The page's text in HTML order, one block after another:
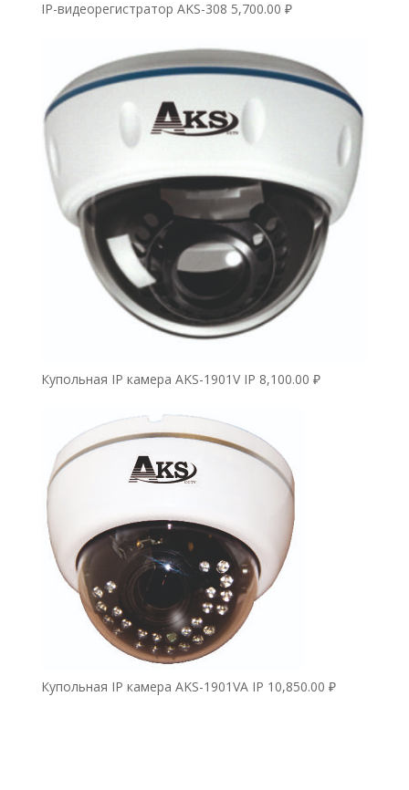
IP-видеорегистратор AKS-308 5,700.00 ₽
Купольная IP камера AKS-1901V IP 8,100.00 ₽
Купольная IP камера AKS-1901VA IP 10,850.00 ₽